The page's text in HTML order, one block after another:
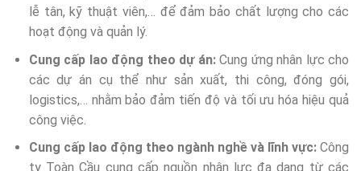
lễ tân, kỹ thuật viên,… để đảm bảo chất lượng cho các
hoạt động và quản lý.
Cung cấp lao động theo dự án:Cung ứng nhân lực cho
các dự án cụ thể như sản xuất, thi công, đóng gói,
logistics,… nhằm bảo đảm tiến độ và tối ưu hóa hiệu quả
công việc.
Cung cấp lao động theo ngành nghề và lĩnh vực: Công
ty Toàn Cầu cung cấp nguồn nhân lực đa dạng từ các